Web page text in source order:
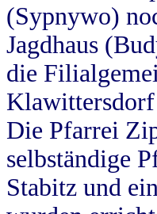
(Sypnywo)
Jagdhaus
die
Die Pfarrei
selbständige
Stabitz und